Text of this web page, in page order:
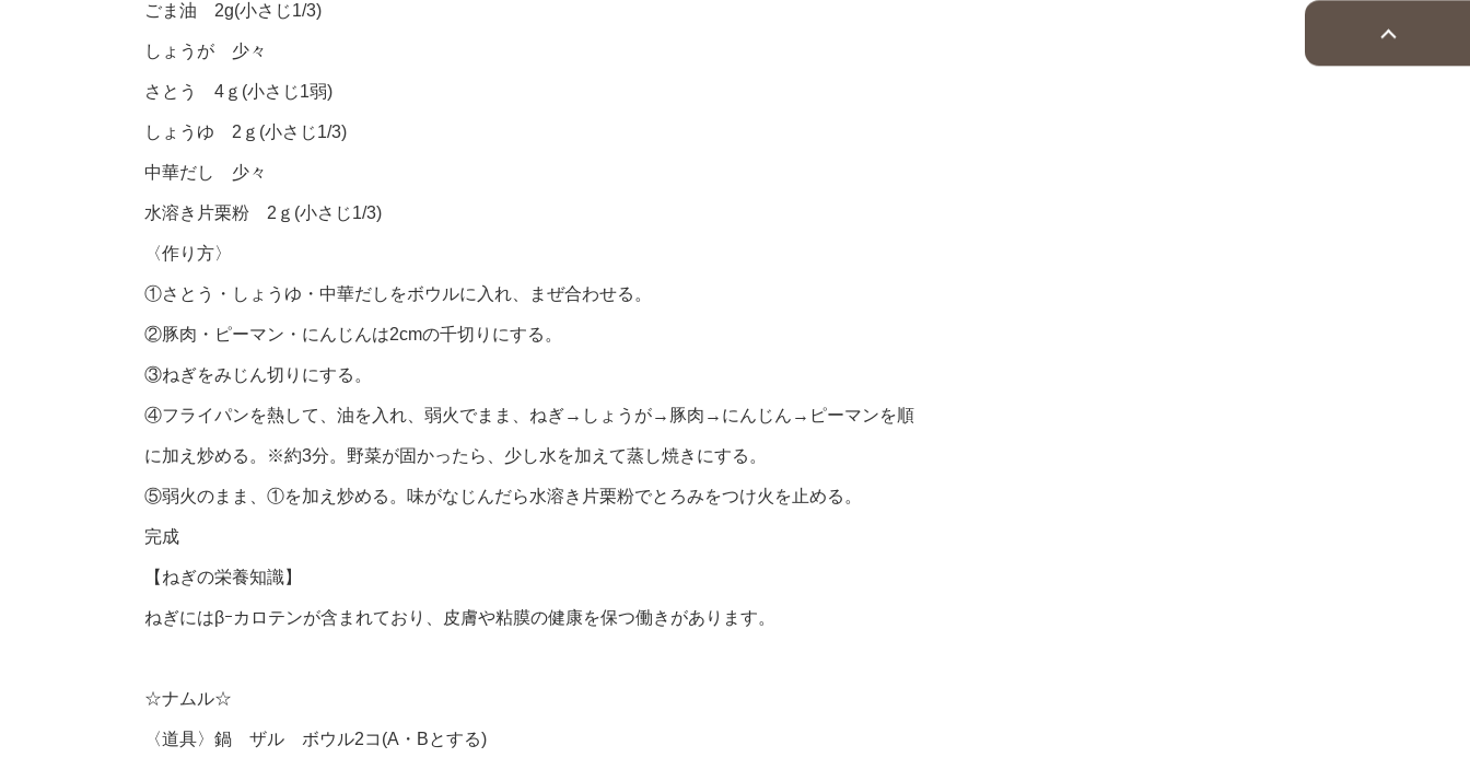
ごま油 2g(小さじ1/3)
しょうが 少々
さとう 4ｇ(小さじ1弱)
しょうゆ 2ｇ(小さじ1/3)
中華だし 少々
水溶き片栗粉 2ｇ(小さじ1/3)
〈作り方〉
①さとう・しょうゆ・中華だしをボウルに入れ、まぜ合わせる。
②豚肉・ピーマン・にんじんは2cmの千切りにする。
③ねぎをみじん切りにする。
④フライパンを熱して、油を入れ、弱火でまま、ねぎ→しょうが→豚肉→にんじん→ピーマンを順
に加え炒める。※約3分。野菜が固かったら、少し水を加えて蒸し焼きにする。
⑤弱火のまま、①を加え炒める。味がなじんだら水溶き片栗粉でとろみをつけ火を止める。
完成
【ねぎの栄養知識】
ねぎにはβｰカロテンが含まれており、皮膚や粘膜の健康を保つ働きがあります。
☆ナムル☆
〈道具〉鍋 ザル ボウル2コ(A・Bとする)